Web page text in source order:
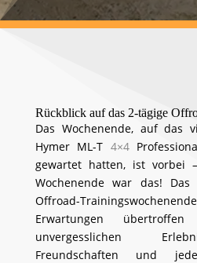
Rückblick auf das 2-tägige
Das Wochenende, auf das
Hymer ML-T 4×4
gewartet hatten, ist vorbei
Wochenende war das! Das
Offroad-
Erwartungen
unvergesslichen
Freundschaften und